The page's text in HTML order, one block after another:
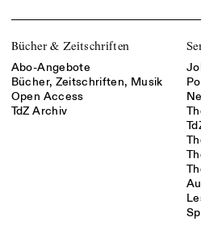
Bücher & Zeitschriften
Abo-Angebote
Bücher, Zeitschriften, Musik
Open Access
TdZ Archiv